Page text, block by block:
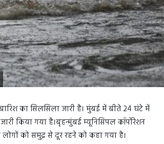
बारिश का सिलसिला जारी है। मुंबई में बीते 24 घंटे में
किया गया है।बृहन्मुंबई म्यूनिसिपल कॉर्पोरेशन
को समुद्र से दूर रहने को कहा गया है।